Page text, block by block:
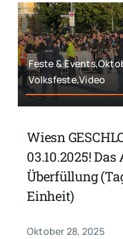
Feste &
Volksfeste,Video
Wiesn
03.10.2025!
Überfüllung
Einheit)
Oktober 28, 2025